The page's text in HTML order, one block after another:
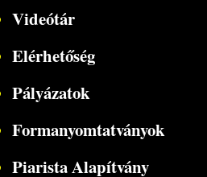
Videótár
Elérhetőség
Pályázatok
Formanyomtatványok
Piarista Alapítvány